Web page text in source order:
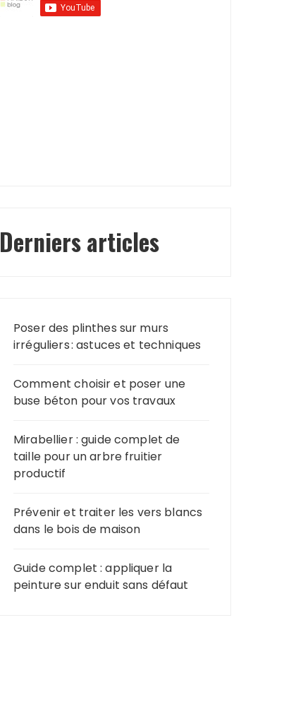
Derniers articles
Poser des plinthes sur murs
irréguliers : astuces et techniques
Comment choisir et poser une
buse béton pour vos travaux
Mirabellier : guide complet de
taille pour un arbre fruitier
productif
Prévenir et traiter les vers blancs
dans le bois de maison
Guide complet : appliquer la
peinture sur enduit sans défaut